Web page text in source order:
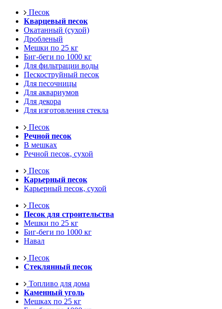
Песок
Кварцевый песок
Окатанный (сухой)
Дробленый
Мешки по 25 кг
Биг-беги по 1000 кг
Для фильтрации воды
Пескоструйный песок
Для песочницы
Для аквариумов
Для декора
Для изготовления стекла
Песок
Речной песок
В мешках
Речной песок, сухой
Песок
Карьерный песок
Карьерный песок, сухой
Песок
Песок для строительства
Мешки по 25 кг
Биг-беги по 1000 кг
Навал
Песок
Стеклянный песок
Топливо для дома
Каменный уголь
Мешках по 25 кг